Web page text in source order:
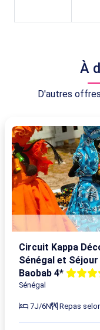
À
D'autres
Circuit Kappa
Sénégal et Séjour
Baobab 4*
Sénégal
7J/6N Repas